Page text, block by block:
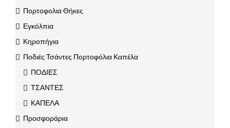
Πορτοφολια Θήκες
Εγκόλπια
Κηροπήγια
Ποδιές Τσάντες Πορτοφόλια Καπέλα
ΠΟΔΙΕΣ
ΤΣΑΝΤΕΣ
ΚΑΠΕΛΑ
Προσφοράρια